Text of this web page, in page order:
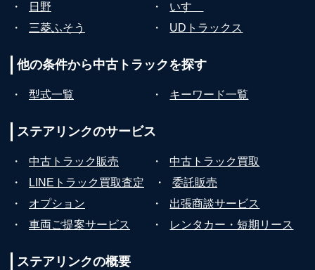
・ 日野 ・
いすゞ
・
三菱ふそう ・ UDトラックス
他の条件から中古トラックを探す
・ 型式一覧 ・ キーワード一覧
ステアリンクのサービス
・ 中古トラック販売 ・
中古トラック買取
・
LINEトラック買取査定 ・
委託販売
・
オプション ・
出張商談サービス
・
車両ご提案サービス ・ レンタカー・短期リース
ステアリンクの概要